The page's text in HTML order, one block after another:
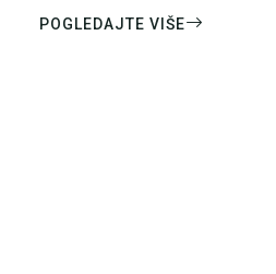
POGLEDAJTE VIŠE